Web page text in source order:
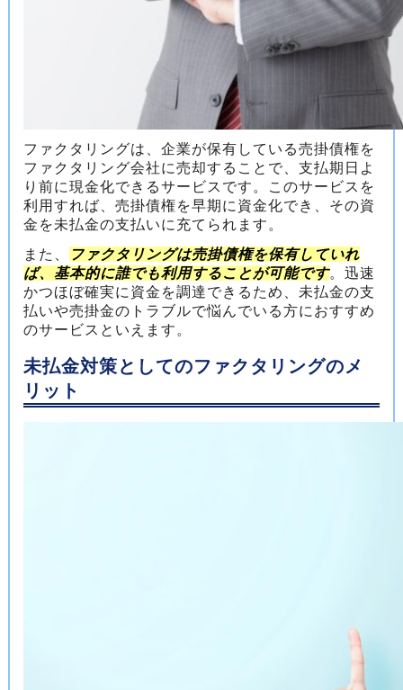
ファクタリングは、企業が保有している売掛債権を
ファクタリング会社に売却することで、支払期日よ
り前に現金化できるサービスです。このサービスを
利用すれば、売掛債権を早期に資金化でき、その資
金を未払金の支払いに充てられます。
また、
ファクタリングは売掛債権を保有していれ
ば、基本的に誰でも利用することが可能です。迅速
かつほぼ確実に資金を調達できるため、未払金の支
払いや売掛金のトラブルで悩んでいる方におすすめ
のサービスといえます。
未払金対策としてのファクタリングのメ
リット